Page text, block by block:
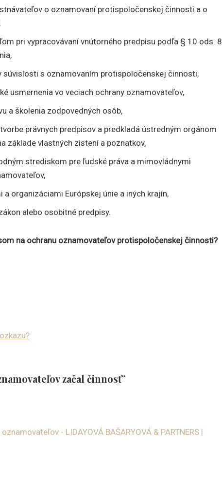
o oznamovaní protispoločenskej činnosti a o
pri vypracovávaní vnútorného predpisu podľa § 10 ods. 8
súvislosti s oznamovaním protispoločenskej činnosti,
usmernenia vo veciach ochrany oznamovateľov,
a školenia zodpovedných osôb,
právnych predpisov a predkladá ústredným orgánom
základe vlastných zistení a poznatkov,
strediskom pre ľudské práva a mimovládnymi
organizáciami Európskej únie a iných krajín,
alebo osobitné predpisy.
na ochranu oznamovateľov protispoločenskej činnosti?
začal činnosť”
- LIDAYOVÁ BAŠARYOVÁ & PARTNERS |